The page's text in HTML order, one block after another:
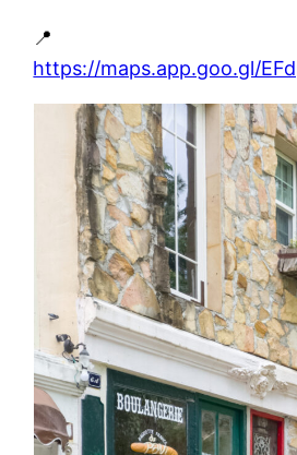
📍
https://maps.app.goo.gl/